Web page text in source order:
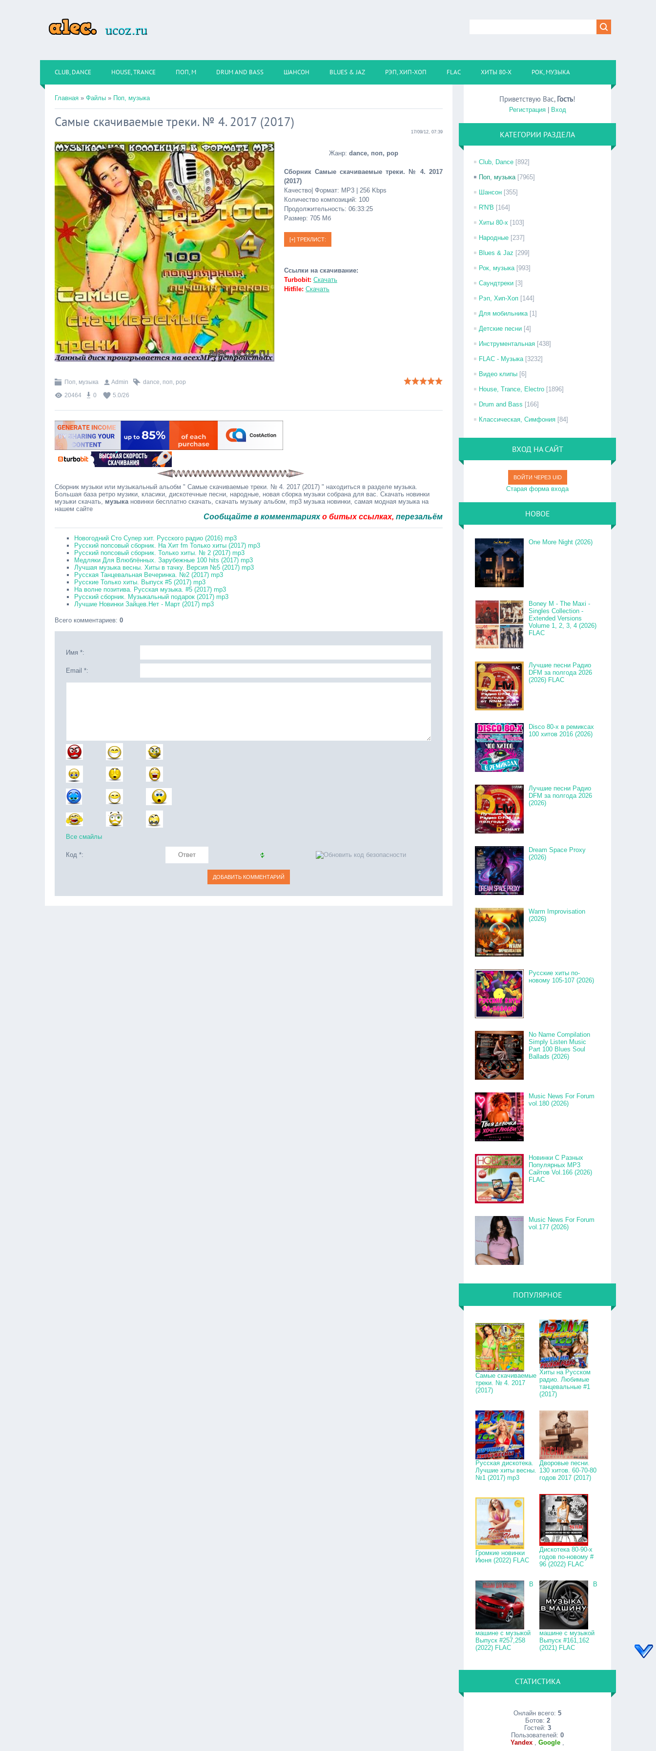
CLUB, DANCE HOUSE, TRANCE ПОП, М DRUM AND BASS ШАНСОН BLUES & JAZ РЭП, ХИП-ХОП FLAC ХИТЫ 80-Х РОК, МУЗЫКА
Главная » Файлы » Поп, музыка
Самые скачиваемые треки. № 4. 2017 (2017)
17/09/12, 07:39
Жанр: dance, поп, pop
Сборник Самые скачиваемые треки. № 4. 2017
(2017)
Качество| Формат: MP3 | 256 Kbps
Количество композиций: 100
Продолжительность: 06:33:25
Размер: 705 Мб
Ссылки на скачивание:
Turbobit: Скачать
Hitfile: Скачать
Поп, музыка Admin dance, поп, pop
20464
0 5.0/26
Сборник музыки или музыкальный альобм " Самые скачиваемые треки. № 4. 2017 (2017) " находиться в разделе музыка.
Большая база ретро музики, класики, дискотечные песни, народные, новая сборка музыки собрана для вас. Скачать новинки
музыки скачать, музыкановинки бесплатно скачать, скачать музыку альбом, mp3 музыка новинки, самая модная музыка на
нашем сайте
Сообщайте в комментарияхо битых ссылках,перезальём быстро.
Новогодний Сто Супер хит. Русского радио (2016) mp3
Русский попсовый сборник. На Хит fm Только хиты (2017) mp3
Русский попсовый сборник. Только хиты. № 2 (2017) mp3
Медляки Для Влюблённых. Зарубежные 100 hits (2017) mp3
Лучшая музыка весны. Хиты в тачку. Версия №5 (2017) mp3
Русская Танцевальная Вечеринка. №2 (2017) mp3
Русские Только хиты. Выпуск #5 (2017) mp3
На волне позитива. Русская музыка. #5 (2017) mp3
Русский сборник. Музыкальный подарок (2017) mp3
Лучшие Новинки Зайцев.Нет - Март (2017) mp3
Всего комментариев: 0
Имя *:
Email *:
Все смайлы
Код *:
Приветствую Вас, Гость!
Регистрация| Вход
КАТЕГОРИИ РАЗДЕЛА
Club, Dance [892]
Поп, музыка [7965]
Шансон [355]
R'N'B [164]
Хиты 80-х [103]
Народные [237]
Blues & Jaz [299]
Рок, музыка [993]
Саундтреки [3]
Рэп, Хип-Хоп [144]
Для мобильника [1]
Детские песни [4]
Инструментальная [438]
FLAC - Музыка [3232]
Видео клипы [6]
House, Trance, Electro [1896]
Drum and Bass [166]
Классическая, Симфония [84]
ВХОД НА САЙТ
ВОЙТИ ЧЕРЕЗ UID
Старая форма входа
НОВОЕ
One More Night (2026)
Boney M - The Maxi -
Singles Collection -
Extended Versions
Volume 1, 2, 3, 4 (2026)
FLAC
Лучшие песни Радио
DFM за полгода 2026
(2026) FLAC
Disco 80-x в ремиксах
100 хитов 2016 (2026)
Лучшие песни Радио
DFM за полгода 2026
(2026)
Dream Space Proxy
(2026)
Warm Improvisation
(2026)
Русские хиты по-
новому 105-107 (2026)
No Name Compilation
Simply Listen Music
Part 100 Blues Soul
Ballads (2026)
Music News For Forum
vol.180 (2026)
Новинки С Разных
Популярных MP3
Сайтов Vol.166 (2026)
FLAC
Music News For Forum
vol.177 (2026)
ПОПУЛЯРНОЕ
Самые скачиваемые
треки. № 4. 2017
(2017)
Хиты на Русском
радио. Любимые
танцевальные #1
(2017)
Русская дискотека.
Лучшие хиты весны.
№1 (2017) mp3
Дворовые песни.
130 хитов. 60-70-80
годов 2017 (2017)
Громкие новинки
Июня (2022) FLAC
Дискотека 80-90-х
годов по-новому #
96 (2022) FLAC
В
машине с музыкой
Выпуск #257,258
(2022) FLAC
В
машине с музыкой
Выпуск #161,162
(2021) FLAC
СТАТИСТИКА
Онлайн всего:5
Ботов: 2
Гостей: 3
Пользователей:0
Yandex ,Google ,